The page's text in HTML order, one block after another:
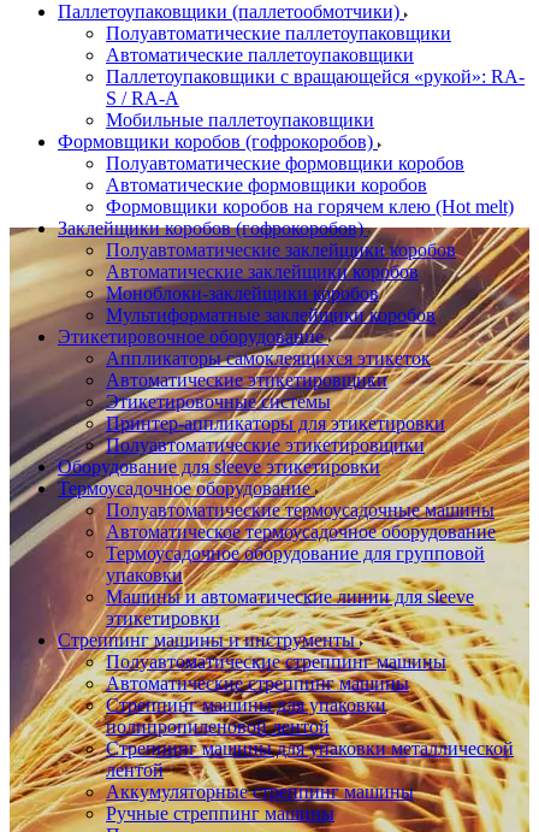
Паллетоупаковщики (паллетообмотчики)
Полуавтоматические паллетоупаковщики
Автоматические паллетоупаковщики
Паллетоупаковщики с вращающейся «рукой»: RA-
S / RA-A
Мобильные паллетоупаковщики
Формовщики коробов (гофрокоробов)
Полуавтоматические формовщики коробов
Автоматические формовщики коробов
Формовщики коробов на горячем клею (Hot melt)
Заклейщики коробов (гофрокоробов)
Полуавтоматические заклейщики коробов
Автоматические заклейщики коробов
Моноблоки-заклейщики коробов
Мультиформатные заклейщики коробов
Этикетировочное оборудование
Аппликаторы самоклеящихся этикеток
Автоматические этикетировщики
Этикетировочные системы
Принтер-аппликаторы для этикетировки
Полуавтоматические этикетировщики
Оборудование для sleeve этикетировки
Термоусадочное оборудование
Полуавтоматические термоусадочные машины
Автоматическое термоусадочное оборудование
Термоусадочное оборудование для групповой
упаковки
Машины и автоматические линии для sleeve
этикетировки
Стреппинг машины и инструменты
Полуавтоматические стреппинг машины
Автоматические стреппинг машины
Стреппинг машины для упаковки
полипропиленовой лентой
Стреппинг машины для упаковки металлической
лентой
Аккумуляторные стреппинг машины
Ручные стреппинг машины